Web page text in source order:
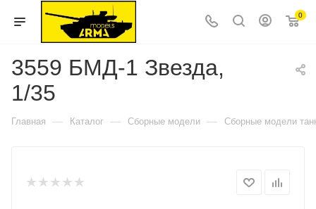
0
3559 БМД-1 Звезда,
1/35
Главная — Каталог — Сборные модели — Сборные модели